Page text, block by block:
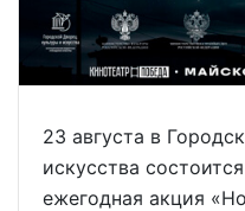
23 августа в
искусства
ежегодная акция